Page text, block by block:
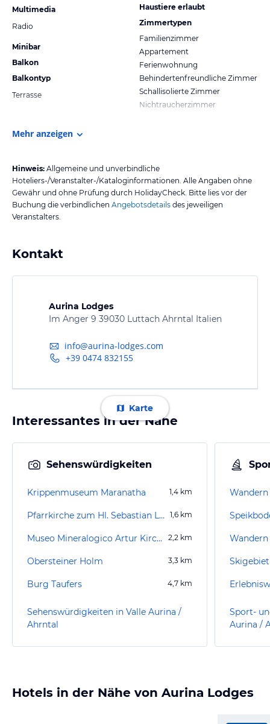
Multimedia
Radio
Minibar
Balkon
Balkontyp
Terrasse
Haustiere erlaubt
Zimmertypen
Familienzimmer
Appartement
Ferienwohnung
Behindertenfreundliche Zimmer
Schallisolierte Zimmer
Nichtraucherzimmer
Mehr anzeigen
Hinweis: Allgemeine und unverbindliche
Hoteliers-/Veranstalter-/Kataloginformationen. Alle Angaben ohne
Gewähr und ohne Prüfung durch HolidayCheck. Bitte lies vor der
Buchung die verbindlichen Angebotsdetails des jeweiligen
Veranstalters.
Kontakt
Aurina Lodges
Im Anger 9 39030 Luttach Ahrntal Italien
info@aurina-lodges.com
+39 0474 832155
Karte
Interessantes in der Nähe
Sehenswürdigkeiten
Krippenmuseum Maranatha 1,4 km
Pfarrkirche zum Hl. Sebastian Luttach 1,6 km
Museo Mineralogico Artur Kirchler 2,2 km
Obersteiner Holm 3,3 km
Burg Taufers 4,7 km
Sehenswürdigkeiten in Valle Aurina /
Ahrntal
Sport-
Aurina /
Hotels in der Nähe von Aurina Lodges